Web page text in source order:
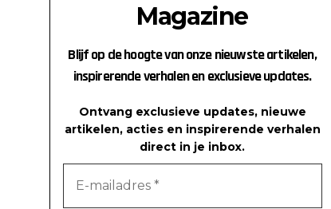
Magazine
Blijf op de hoogte van onze nieuwste artikelen,
inspirerende verhalen en exclusieve updates.
Ontvang exclusieve updates, nieuwe
artikelen, acties en inspirerende verhalen
direct in je inbox.